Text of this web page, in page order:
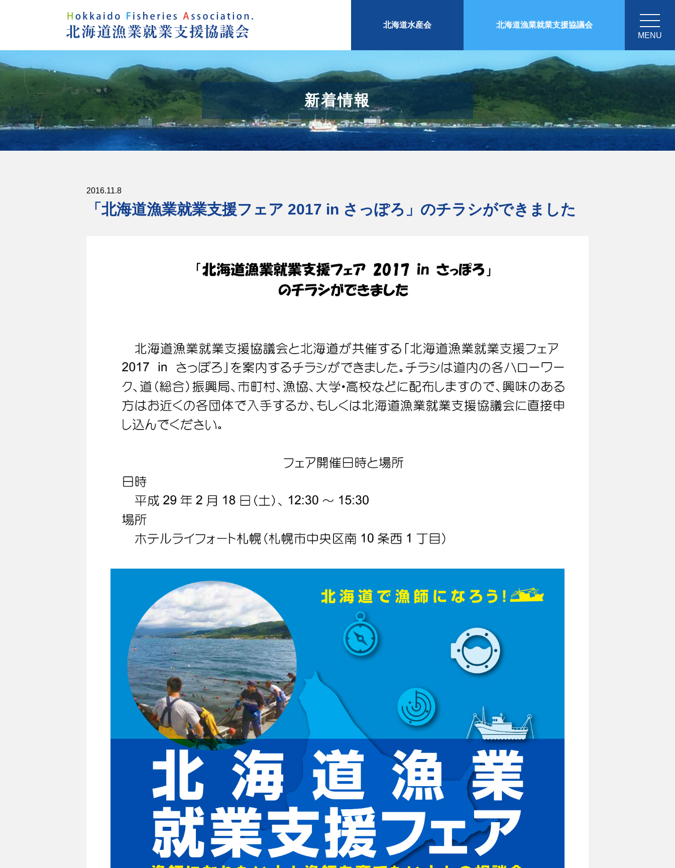
北海道水産会
北海道漁業就業支援協議会
MENU
新着情報
2016.11.8
「北海道漁業就業支援フェア 2017 in さっぽろ」のチラシができました